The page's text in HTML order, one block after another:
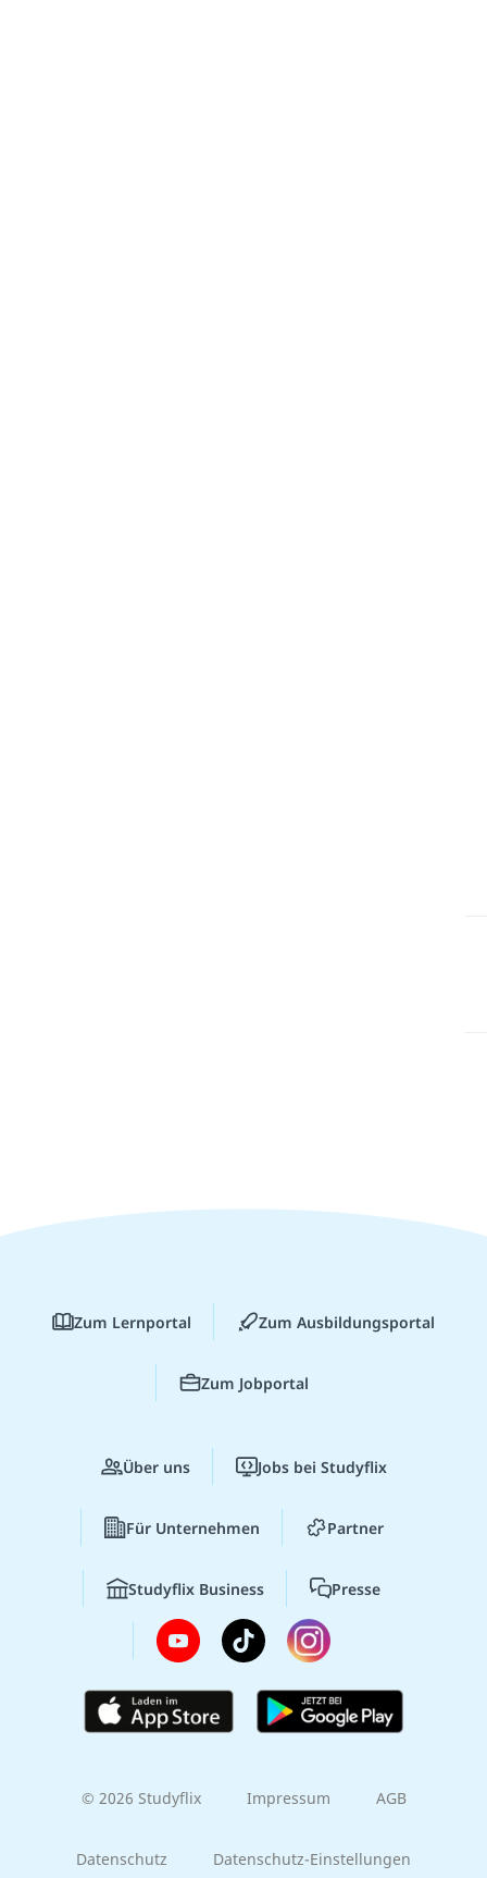
Zum Lernportal Zum Ausbildungsportal
Zum Jobportal
Über uns Jobs bei Studyflix
Für Unternehmen Partner
Studyflix Business Presse
© 2026 Studyflix Impressum AGB
Datenschutz Datenschutz-Einstellungen